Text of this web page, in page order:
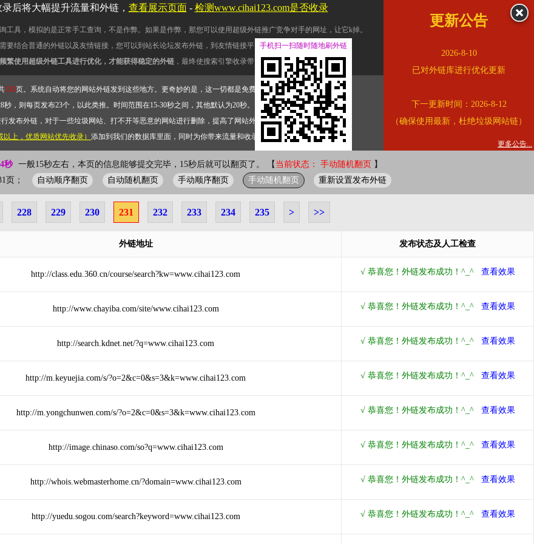
工具，模拟的是正常手工查询，不是作弊。如果是作弊，那您可以使用超级外链推广竞争对手的网址，让它k掉。
要结合普通的外链以及友情链接，您可以到站长论坛发布外链，到友情链接平台交换友情链接。
繁使用超级外链工具进行优化，才能获得稳定的外链 ，最终使搜索引擎收录带网址的查询页面。
333页。系统自动将您的网站外链发到这些地方。更奇妙的是，这一切都是免费的。
，则每页发布23个，以此类推。时间范围在15-30秒之间，其他默认为20秒。）
发布外链，对于一些垃圾网站、打不开等恶意的网站进行删除，提高了网站外链的质量。
上，优质网站优先收录） 添加到我们的数据库里面，同时为你带来流量和收录。 错误外链纠正
秒 一般15秒左右，本页的信息能够提交完毕，15秒后就可以翻页了。 【 当前状态： 手动随机翻页 】
页；
自动顺序翻页 自动随机翻页 手动顺序翻页 手动随机翻页 重新设置发布外链
228 229 230 231 232 233 234 235 > >>
外链地址 发布状态及人工检查
http://class.edu.360.cn/course/search?kw=www.cihai123.com
http://www.chayiba.com/site/www.cihai123.com
http://search.kdnet.net/?q=www.cihai123.com
http://m.keyuejia.com/s/?o=2&c=0&s=3&k=www.cihai123.com
http://m.yongchunwen.com/s/?o=2&c=0&s=3&k=www.cihai123.com
http://image.chinaso.com/so?q=www.cihai123.com
http://whois.webmasterhome.cn/?domain=www.cihai123.com
http://yuedu.sogou.com/search?keyword=www.cihai123.com
后将大幅提升流量和外链， 查看展示页面- 检测www.cihai123.com是否收录
更新公告
2026-8-10
已对外链库进行优化更新
下一更新时间：2026-8-12
（确保使用最新，杜绝垃圾网站链）
更多公告...
手机扫一扫随时随地刷外链